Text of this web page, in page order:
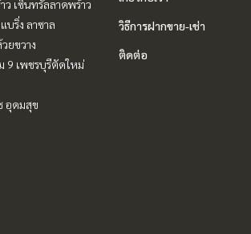
ว เซ็นทรัลลาดพร้าว
บริ่ง ลาซาล
ยขวาง
9 เพชรบุรีตัดใหม่
อุดมสุข
วิธีการฝากขาย-เช่า
ติดต่อ